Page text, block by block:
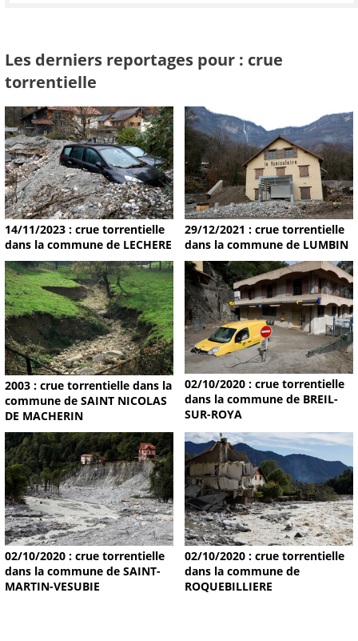
Les derniers reportages pour : crue
torrentielle
14/11/2023 : crue torrentielle
dans la commune de LECHERE
29/12/2021 : crue torrentielle
dans la commune de LUMBIN
2003 : crue torrentielle dans la
commune de SAINT NICOLAS
DE MACHERIN
02/10/2020 : crue torrentielle
dans la commune de BREIL-
SUR-ROYA
02/10/2020 : crue torrentielle
dans la commune de SAINT-
MARTIN-VESUBIE
02/10/2020 : crue torrentielle
dans la commune de
ROQUEBILLIERE